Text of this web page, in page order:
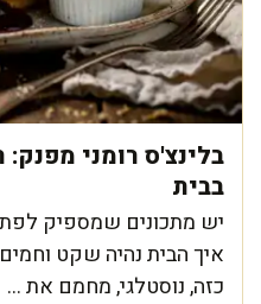
בלינצ'ס רומני
בבית
יש מתכונים שמספיק
איך הבית נהיה שקט
כזה, נוסטלגי, מחמם את ...